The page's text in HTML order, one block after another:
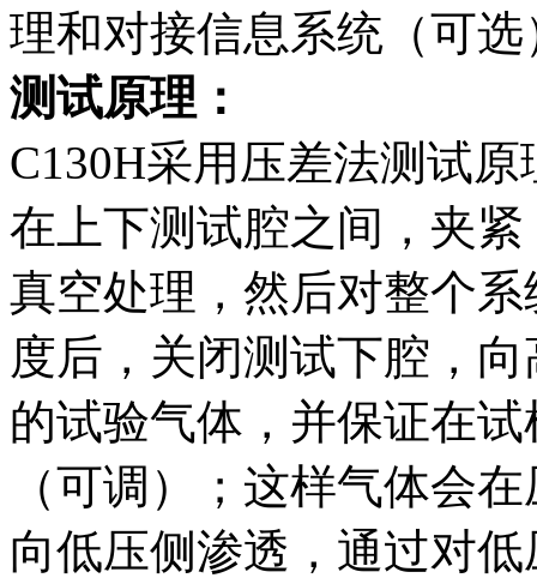
理和对接信息系统（可选
测试原理：
C130H采用压差法测试
在上下测试腔之间，夹
真空处理，然后对整个
度后，关闭测试下腔，
的试验气体，并保证在
（可调）；这样气体会
向低压侧渗透，通过对